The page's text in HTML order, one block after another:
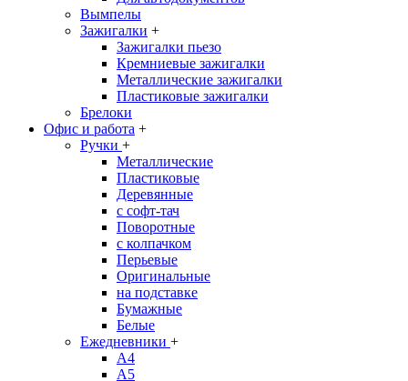
Вымпелы
Зажигалки +
Зажигалки пьезо
Кремниевые зажигалки
Металлические зажигалки
Пластиковые зажигалки
Брелоки
Офис и работа +
Ручки +
Металлические
Пластиковые
Деревянные
с софт-тач
Поворотные
с колпачком
Перьевые
Оригинальные
на подставке
Бумажные
Белые
Ежедневники +
A4
A5